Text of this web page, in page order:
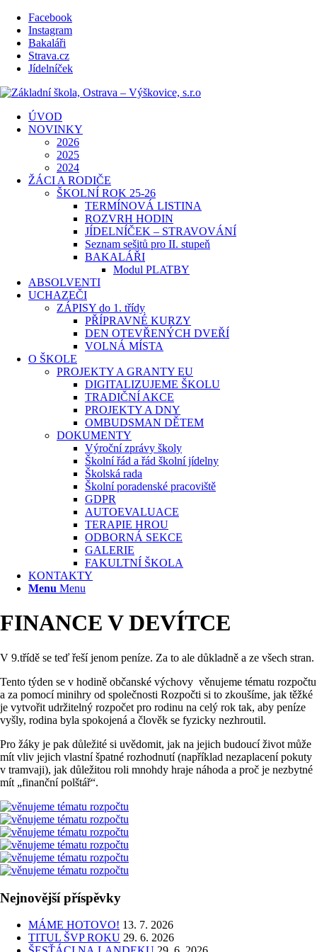
Facebook
Instagram
Bakaláři
Strava.cz
Jídelníček
ÚVOD
NOVINKY
2026
2025
2024
ŽÁCI A RODIČE
ŠKOLNÍ ROK 25-26
TERMÍNOVÁ LISTINA
ROZVRH HODIN
JÍDELNÍČEK – STRAVOVÁNÍ
Seznam sešitů pro II. stupeň
BAKALÁŘI
Modul PLATBY
ABSOLVENTI
UCHAZEČI
ZÁPISY do 1. třídy
PŘÍPRAVNÉ KURZY
DEN OTEVŘENÝCH DVEŘÍ
VOLNÁ MÍSTA
O ŠKOLE
PROJEKTY A GRANTY EU
DIGITALIZUJEME ŠKOLU
TRADIČNÍ AKCE
PROJEKTY A DNY
OMBUDSMAN DĚTEM
DOKUMENTY
Výroční zprávy školy
Školní řád a řád školní jídelny
Školská rada
Školní poradenské pracoviště
GDPR
AUTOEVALUACE
TERAPIE HROU
ODBORNÁ SEKCE
GALERIE
FAKULTNÍ ŠKOLA
KONTAKTY
Menu Menu
FINANCE V DEVÍTCE
V 9.třídě se teď řeší jenom peníze. Za to ale důkladně a ze všech stran.
Tento týden se v hodině občanské výchovy věnujeme tématu rozpočtu
a za pomocí minihry od společnosti Rozpočti si to zkoušíme, jak těžké
je vytvořit udržitelný rozpočet pro rodinu na celý rok tak, aby peníze
vyšly, rodina byla spokojená a člověk se fyzicky nezhroutil.
Pro žáky je pak důležité si uvědomit, jak na jejich budoucí život může
mít vliv jejich vlastní špatné rozhodnutí (například nezaplacení pokuty
v tramvaji), jak důležitou roli mnohdy hraje náhoda a proč je nezbytné
mít „finanční polštář“.
Nejnovější příspěvky
MÁME HOTOVO! 13. 7. 2026
TITUL ŠVP ROKU 29. 6. 2026